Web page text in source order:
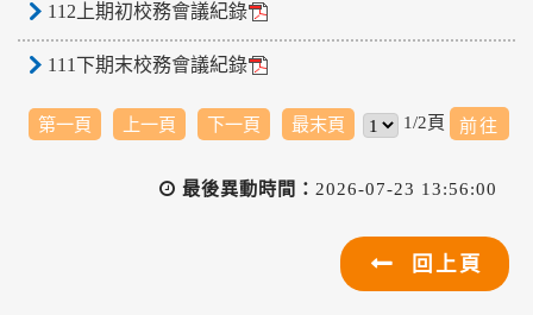
112上期初校務會議紀錄
111下期末校務會議紀錄
第一頁 上一頁 下一頁 最末頁 1/2頁
最後異動時間： 2026-07-23 13:56:00
回上頁